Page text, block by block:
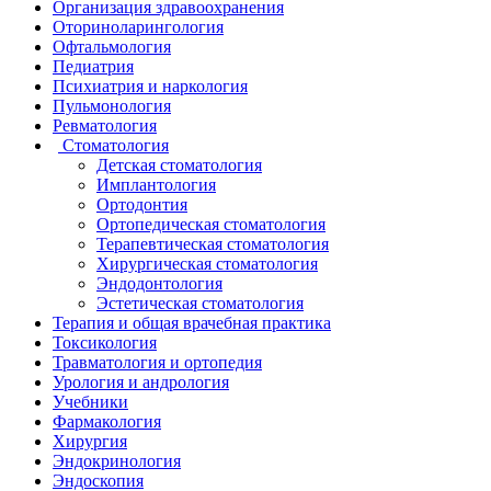
Организация здравоохранения
Оториноларингология
Офтальмология
Педиатрия
Психиатрия и наркология
Пульмонология
Ревматология
Стоматология
Детская стоматология
Имплантология
Ортодонтия
Ортопедическая стоматология
Терапевтическая стоматология
Хирургическая стоматология
Эндодонтология
Эстетическая стоматология
Терапия и общая врачебная практика
Токсикология
Травматология и ортопедия
Урология и андрология
Учебники
Фармакология
Хирургия
Эндокринология
Эндоскопия